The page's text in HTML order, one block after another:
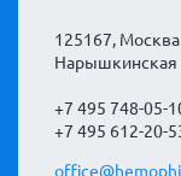
125167, Москва
Нарышкинская
+7 495 748-05-
+7 495 612-20-